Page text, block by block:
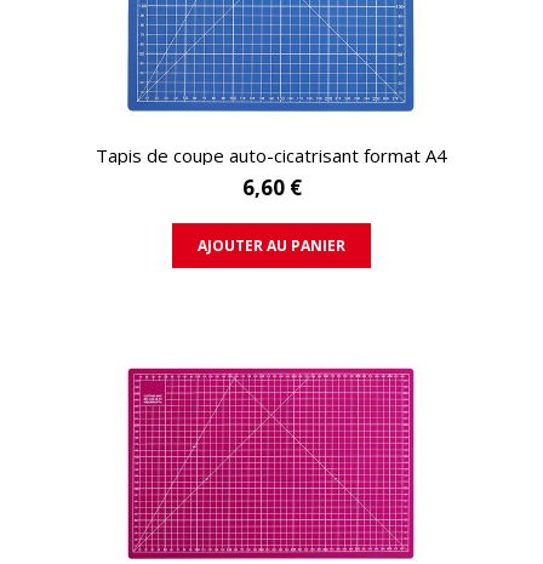
APERÇU RAPIDE
Tapis de coupe auto-cicatrisant format A4
6,60 €
AJOUTER AU PANIER